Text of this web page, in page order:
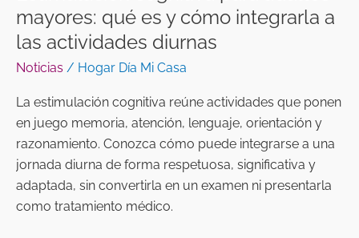
mayores: qué es y cómo integrarla a
las actividades diurnas
Noticias / Hogar Día Mi Casa
La estimulación cognitiva reúne actividades que ponen
en juego memoria, atención, lenguaje, orientación y
razonamiento. Conozca cómo puede integrarse a una
jornada diurna de forma respetuosa, significativa y
adaptada, sin convertirla en un examen ni presentarla
como tratamiento médico.
diurnas